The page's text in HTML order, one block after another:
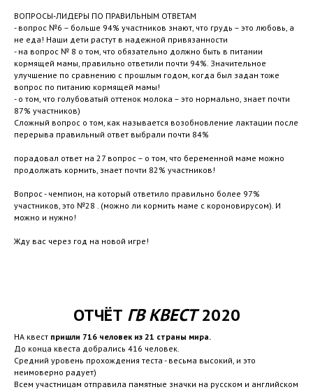
ВОПРОСЫ-ЛИДЕРЫ ПО ПРАВИЛЬНЫМ ОТВЕТАМ
- вопрос №6 – больше 94% участников знают, что грудь – это любовь, а
не еда! Наши дети растут в надежной привязанности
- на вопрос № 8 о том, что обязательно должно быть в питании
кормящей мамы, правильно ответили почти 94%. Значительное
улучшение по сравнению с прошлым годом, когда был задан тоже
вопрос по питанию кормящей мамы!
- о том, что голубоватый оттенок молока – это нормально, знает почти
87% участников)
Сложный вопрос о том, как называется возобновление лактации после
перерыва правильный ответ выбрали почти 84%
порадовал ответ на 27 вопрос – о том, что беременной маме можно
продолжать кормить, знает почти 82% участников!
Вопрос - чемпион, на который ответило правильно более 97%
участников, это №28 . (можно ли кормить маме с короновирусом). И
можно и нужно!
Жду вас через год на новой игре!
ОТЧЁТ ГВ КВЕСТ2020
НА квест пришли 716 человек из 21 страны мира.
До конца квеста добрались 416 человек.
Средний уровень прохождения теста - весьма высокий, и это
неимоверно радует)
Всем участницам отправила памятные значки на русском и английском